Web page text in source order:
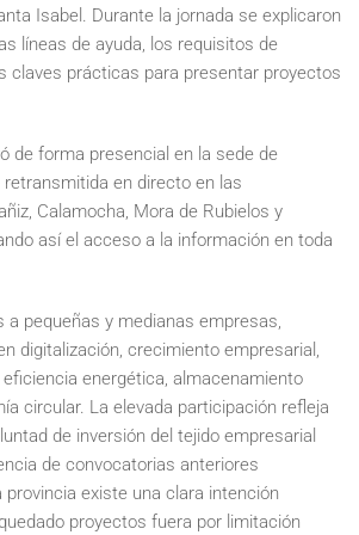
Isabel. Durante la jornada se explicaron
líneas de ayuda, los requisitos de
claves prácticas para presentar proyectos
de forma presencial en la sede de
retransmitida en directo en las
Calamocha, Mora de Rubielos y
así el acceso a la información en toda
a pequeñas y medianas empresas,
digitalización, crecimiento empresarial,
energética, almacenamiento
circular. La elevada participación refleja
de inversión del tejido empresarial
de convocatorias anteriores
existe una clara intención
proyectos fuera por limitación